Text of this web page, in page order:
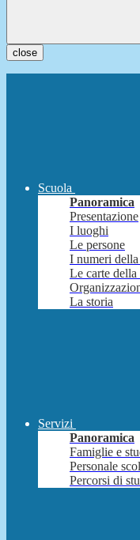
close
Scuola
Panoramica
Presentazione
I luoghi
Le persone
I numeri della
Le carte della
La storia
Servizi
Panoramica
Famiglie e
Personale
Percorsi di